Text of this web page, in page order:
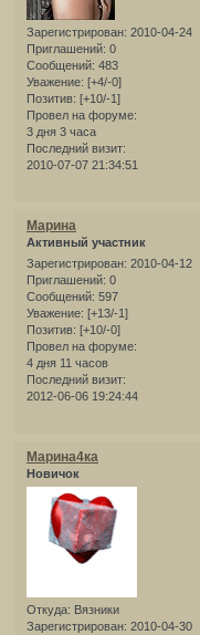
Зарегистрирован: 2010-04-24
Приглашений: 0
Сообщений: 483
Уважение: [+4/-0]
Позитив: [+10/-1]
Провел на форуме:
3 дня 3 часа
Последний визит:
2010-07-07 21:34:51
Марина
Активный участник
Зарегистрирован: 2010-04-12
Приглашений: 0
Сообщений: 597
Уважение: [+13/-1]
Позитив: [+10/-0]
Провел на форуме:
4 дня 11 часов
Последний визит:
2012-06-06 19:24:44
Марина4ка
Новичок
Откуда: Вязники
Зарегистрирован: 2010-04-30